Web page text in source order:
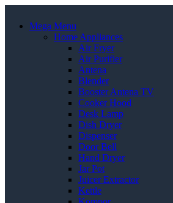
Mega Menu
Home Appliances
Air Fryer
Air Purifier
Antena
Blender
Booster Antena TV
Cooker Hood
Desk Lamp
Dish Dryer
Dispenser
Door Bell
Hand Dryer
Jar Pot
Juicer Extractor
Kettle